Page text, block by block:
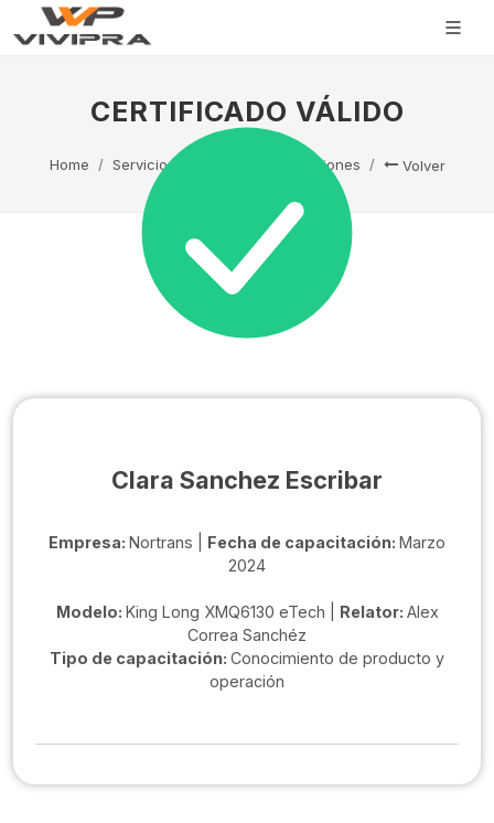
CERTIFICADO VÁLIDO
Home Servicio Técnico Capacitaciones Volver
Clara Sanchez Escribar
Empresa: Nortrans | Fecha de capacitación: Marzo
2024
Modelo: King Long XMQ6130 eTech | Relator: Alex
Correa Sanchéz
Tipo de capacitación: Conocimiento de producto y
operación